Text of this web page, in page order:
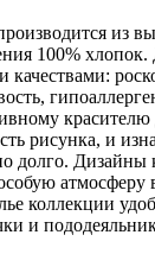
из
100% хлопок.
качествами:
красителю
рисунка, и
долго. Дизайны
атмосферу
коллекции
и